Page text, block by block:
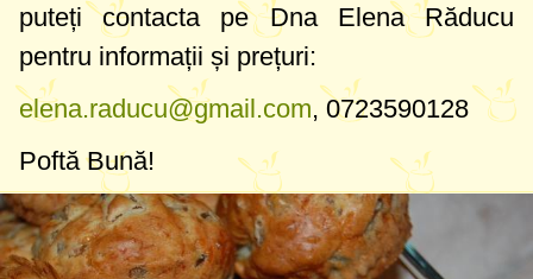
puteți contacta pe Dna Elena Răducu
pentru informații și prețuri:
elena.raducu@gmail.com, 0723590128
Poftă Bună!